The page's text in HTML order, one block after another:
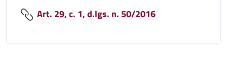
Art. 29, c. 1, d.lgs. n. 50/2016